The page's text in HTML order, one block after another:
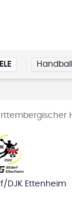
DJK Ettenheim